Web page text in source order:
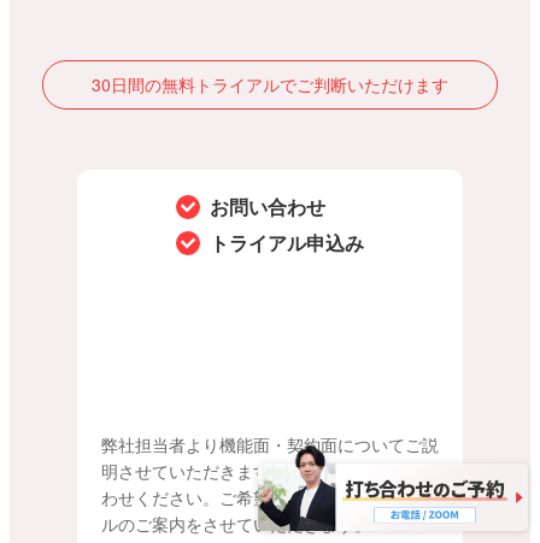
2026/05/25
サービスが異なるので、リンクが別なのは理解してい
★★★★☆
評価：★★★★★
2026/05/11
楽天との連携はすばらしいです。 他モールは、楽天
30日間の無料トライアルでご判断いただけます
お問い合わせ
トライアル申込み
弊社担当者より機能面・契約面についてご説
明させていただきますのでお気軽のお問い合
わせください。ご希望の方へは無料トライア
ルのご案内をさせていただきます。